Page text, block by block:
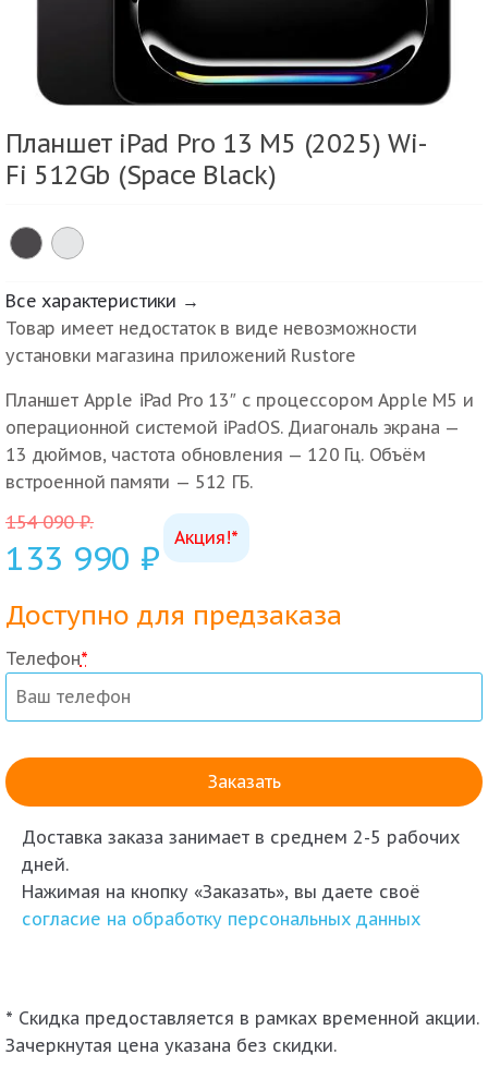
Планшет iPad Pro 13 M5 (2025) Wi-
Fi 512Gb (Space Black)
Все характеристики →
Товар имеет недостаток в виде невозможности
установки магазина приложений Rustore
Планшет Apple iPad Pro 13″ с процессором Apple M5 и
операционной системой iPadOS. Диагональ экрана —
13 дюймов, частота обновления — 120 Гц. Объём
встроенной памяти — 512 ГБ.
Акция!*
154 090₽.
133 990 ₽
Доступно для предзаказа
Телефон*
Доставка заказа занимает в среднем 2-5 рабочих
дней.
Нажимая на кнопку «Заказать», вы даете своё
согласие на обработку персональных данных
* Скидка предоставляется в рамках временной акции.
Зачеркнутая цена указана без скидки.